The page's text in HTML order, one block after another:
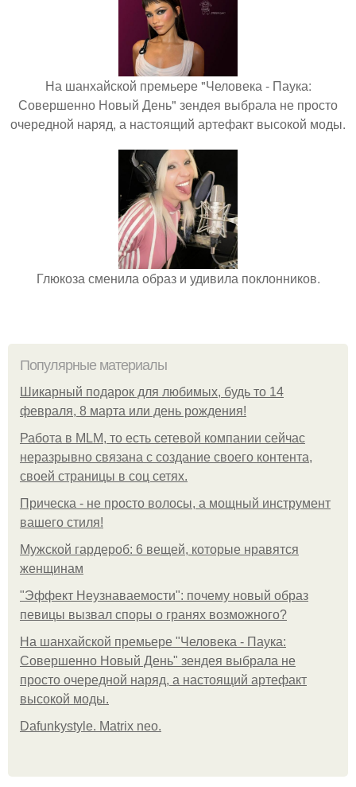
На шанхайской премьере "Человека - Паука:
Совершенно Новый День" зендея выбрала не просто
очередной наряд, а настоящий артефакт высокой моды.
Глюкоза сменила образ и удивила поклонников.
Популярные материалы
Шикарный подарок для любимых, будь то 14
февраля, 8 марта или день рождения!
Работа в MLM, то есть сетевой компании сейчас
неразрывно связана с создание своего контента,
своей страницы в соц сетях.
Прическа - не просто волосы, а мощный инструмент
вашего стиля!
Мужской гардероб: 6 вещей, которые нравятся
женщинам
"Эффект Неузнаваемости": почему новый образ
певицы вызвал споры о гранях возможного?
На шанхайской премьере "Человека - Паука:
Совершенно Новый День" зендея выбрала не
просто очередной наряд, а настоящий артефакт
высокой моды.
Dafunkystyle. Matrix neo.